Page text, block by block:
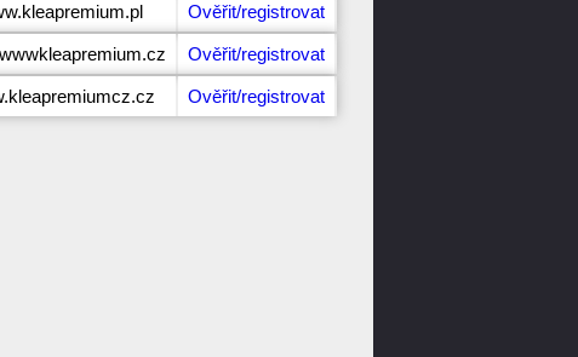
Ověřit/registrovat
Ověřit/registrovat
Ověřit/registrovat